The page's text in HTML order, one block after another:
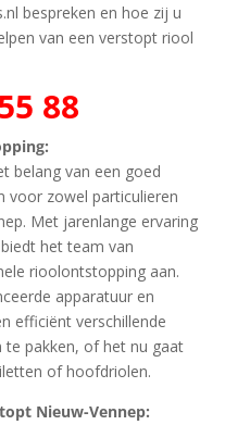
bespreken en hoe zij u
van een verstopt riool
88
belang van een goed
voor zowel particulieren
Met jarenlange ervaring
het team van
rioolontstopping aan.
apparatuur en
efficiënt verschillende
pakken, of het nu gaat
of hoofdriolen.
Nieuw-Vennep: